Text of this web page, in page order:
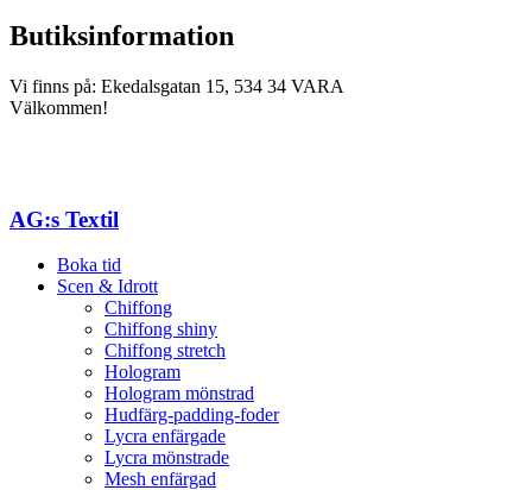
Butiksinformation
Vi finns på: Ekedalsgatan 15, 534 34 VARA
Välkommen!
AG:s Textil
Boka tid
Scen & Idrott
Chiffong
Chiffong shiny
Chiffong stretch
Hologram
Hologram mönstrad
Hudfärg-padding-foder
Lycra enfärgade
Lycra mönstrade
Mesh enfärgad